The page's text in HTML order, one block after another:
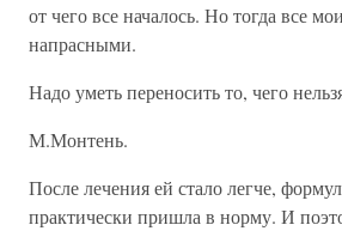
от чего все началось. Но тогда все
напрасными.
Надо уметь переносить то, чего
М.Монтень.
После лечения ей стало легче,
практически пришла в норму. И